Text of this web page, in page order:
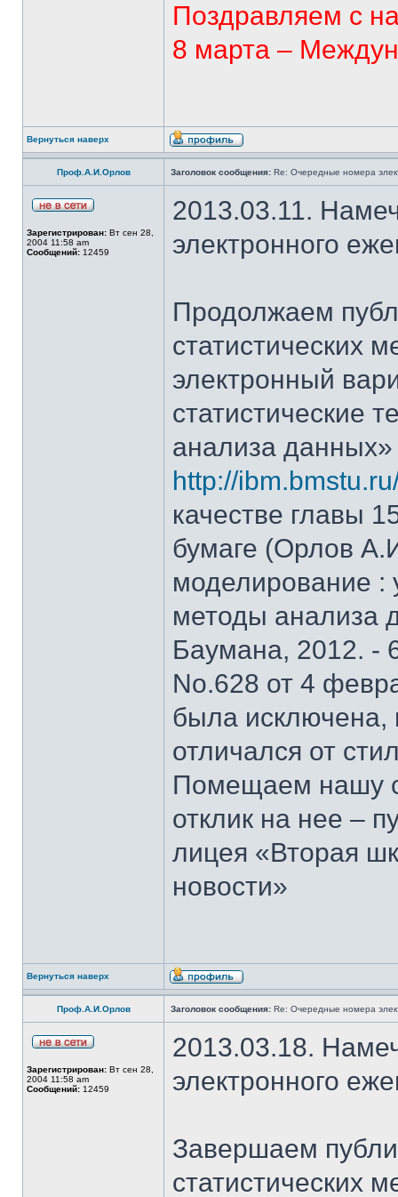
Поздравляем с
8 марта –
Вернуться наверх
Проф.А.И.Орлов Заголовок сообщения: Re: Очередные номера
Зарегистрирован: Вт сен 28,
2004 11:58 am
Сообщений: 12459
2013.03.11.
электронного
Продолжаем
статистических
электронный
статистические
анализа данных»
http://
качестве главы
бумаге (Орлов
моделирование :
методы анализа
Баумана, 2012. -
No.628 от 4
была исключена,
отличался от
Помещаем нашу
отклик на нее –
лицея «Вторая
новости»
Вернуться наверх
Проф.А.И.Орлов Заголовок сообщения: Re: Очередные номера
Зарегистрирован: Вт сен 28,
2004 11:58 am
Сообщений: 12459
2013.03.18.
электронного
Завершаем
статистических